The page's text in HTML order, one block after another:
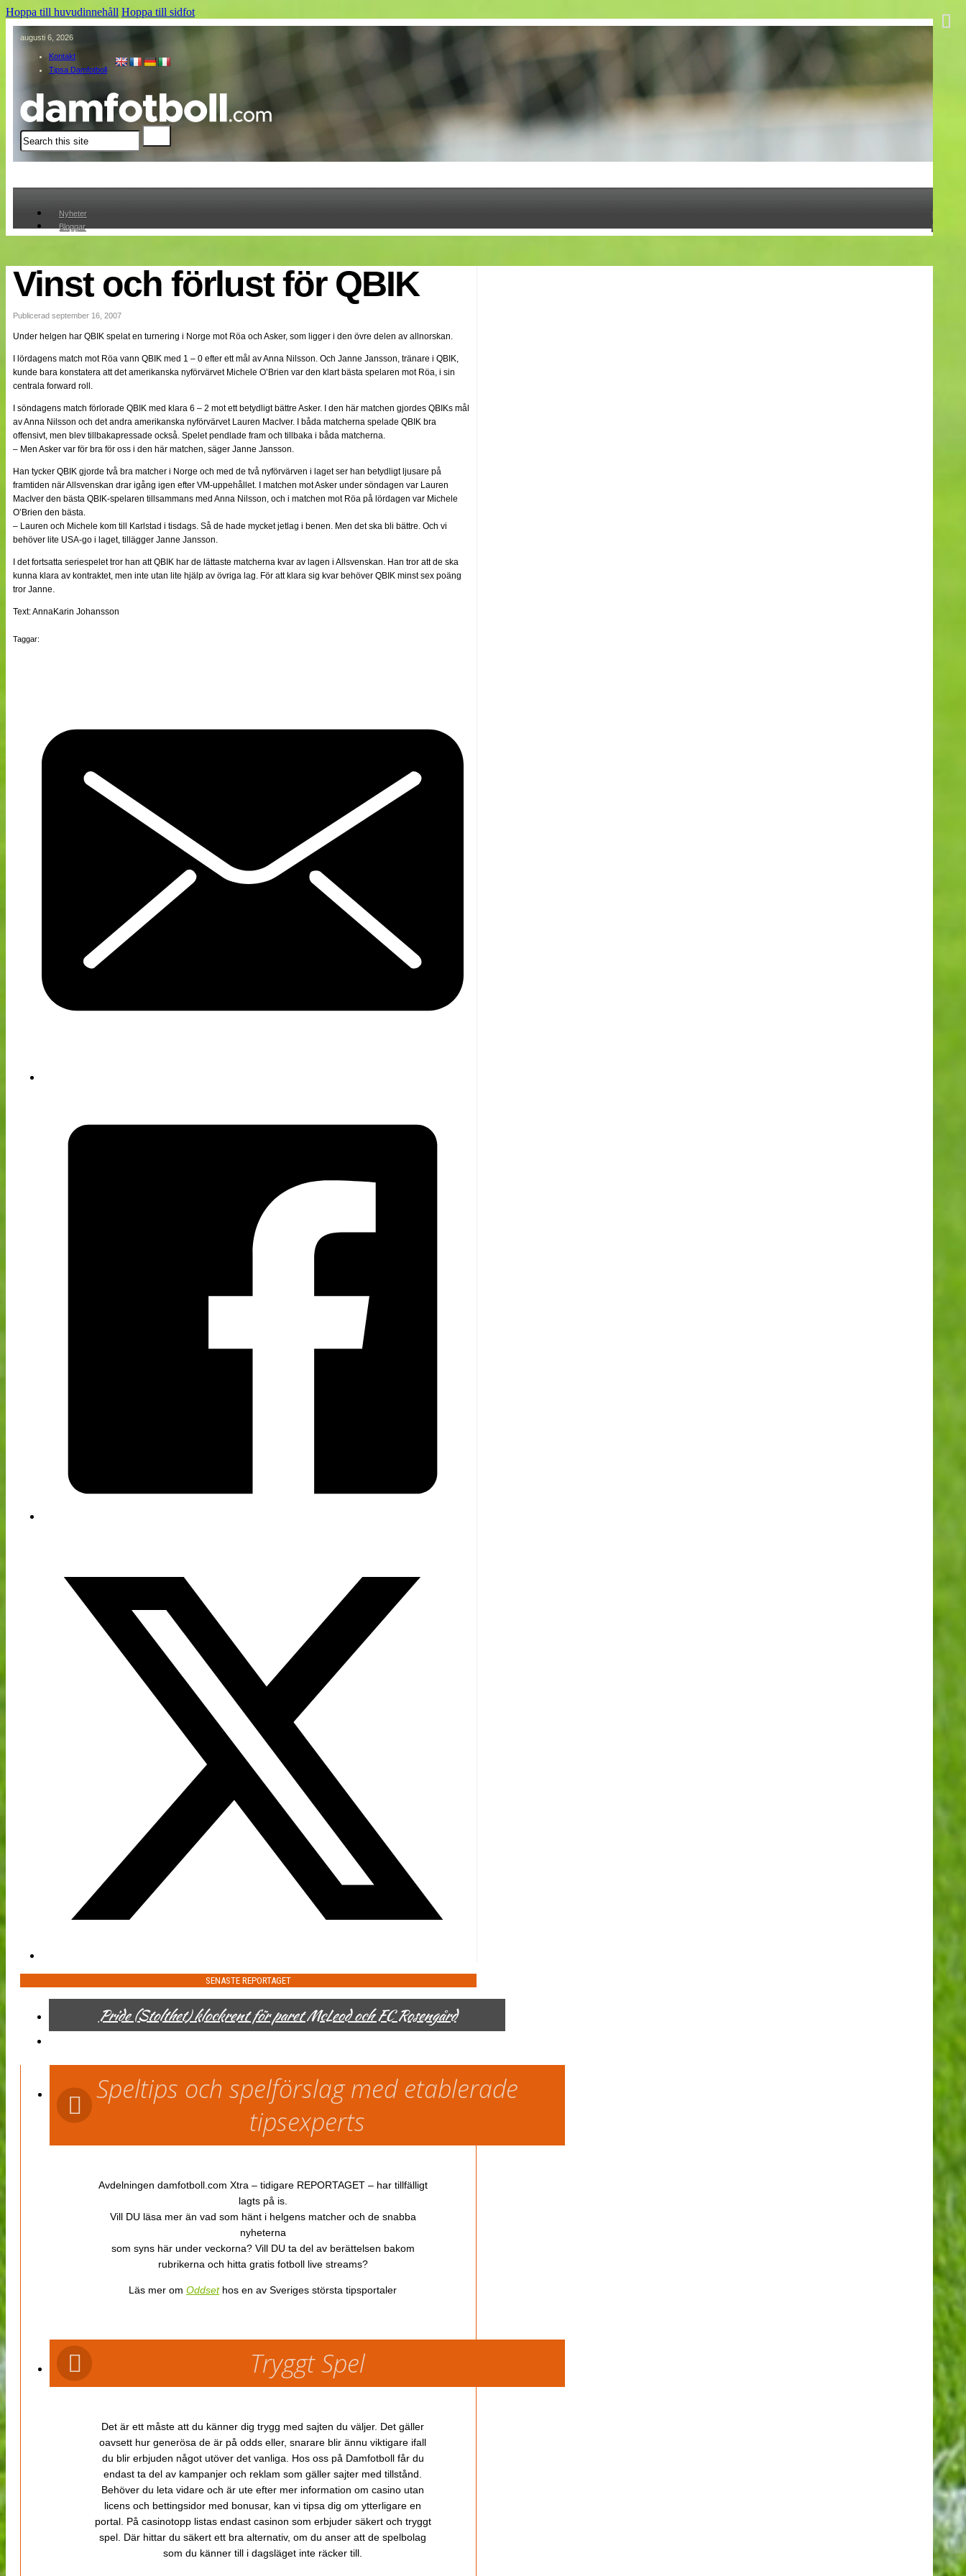
Hoppa till huvudinnehåll Hoppa till sidfot
augusti 6, 2026
Kontakt
Tipsa Damfotboll
Sök
Nyheter
Bloggar
Cuper
Medlemmar
Medlemsbilder
Om oss
Split vision
Nyheter
Bloggar
Lagen
Webb-TV
Cuper
Medlemmar
Medlemsbilder
Till klubbkassan
Om oss
NÄTverket
Split vision
Vinst och förlust för QBIK
Publicerad september 16, 2007
Under helgen har QBIK spelat en turnering i Norge mot Röa och Asker, som ligger i den övre delen av allnorskan.
I lördagens match mot Röa vann QBIK med 1 – 0 efter ett mål av Anna Nilsson. Och Janne Jansson, tränare i QBIK,
kunde bara konstatera att det amerikanska nyförvärvet Michele O’Brien var den klart bästa spelaren mot Röa, i sin
centrala forward roll.
I söndagens match förlorade QBIK med klara 6 – 2 mot ett betydligt bättre Asker. I den här matchen gjordes QBIKs mål
av Anna Nilsson och det andra amerikanska nyförvärvet Lauren MacIver. I båda matcherna spelade QBIK bra
offensivt, men blev tillbakapressade också. Spelet pendlade fram och tillbaka i båda matcherna.
– Men Asker var för bra för oss i den här matchen, säger Janne Jansson.
Han tycker QBIK gjorde två bra matcher i Norge och med de två nyförvärven i laget ser han betydligt ljusare på
framtiden när Allsvenskan drar igång igen efter VM-uppehållet. I matchen mot Asker under söndagen var Lauren
MacIver den bästa QBIK-spelaren tillsammans med Anna Nilsson, och i matchen mot Röa på lördagen var Michele
O’Brien den bästa.
– Lauren och Michele kom till Karlstad i tisdags. Så de hade mycket jetlag i benen. Men det ska bli bättre. Och vi
behöver lite USA-go i laget, tillägger Janne Jansson.
I det fortsatta seriespelet tror han att QBIK har de lättaste matcherna kvar av lagen i Allsvenskan. Han tror att de ska
kunna klara av kontraktet, men inte utan lite hjälp av övriga lag. För att klara sig kvar behöver QBIK minst sex poäng
tror Janne.
Text: AnnaKarin Johansson
Taggar:
SENASTE REPORTAGET
Pride (Stolthet) klockrent för paret McLeod och FC Rosengård
Speltips och spelförslag med etablerade
tipsexperts
Avdelningen damfotboll.com Xtra – tidigare REPORTAGET – har tillfälligt
lagts på is.
Vill DU läsa mer än vad som hänt i helgens matcher och de snabba
nyheterna
som syns här under veckorna? Vill DU ta del av berättelsen bakom
rubrikerna och hitta gratis fotboll live streams?
Läs mer om Oddsethos en av Sveriges största tipsportaler
Tryggt Spel
Det är ett måste att du känner dig trygg med sajten du väljer. Det gäller
oavsett hur generösa de är på odds eller, snarare blir ännu viktigare ifall
du blir erbjuden något utöver det vanliga. Hos oss på Damfotboll får du
endast ta del av kampanjer och reklam som gäller sajter med tillstånd.
Behöver du leta vidare och är ute efter mer information om casino utan
licens och bettingsidor med bonusar, kan vi tipsa dig om ytterligare en
portal. På casinotopp listas endast casinon som erbjuder säkert och tryggt
spel. Där hittar du säkert ett bra alternativ, om du anser att de spelbolag
som du känner till i dagsläget inte räcker till.